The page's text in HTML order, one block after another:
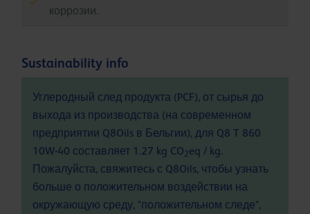
коррозии.
Sustainability info
Углеродный след продукта (PCF), от сырья до
выхода из производства (на современном
предприятии Q8Oils в Бельгии), для Q8 T 860
10W-40 составляет 1.27 kg CO2eq / kg.
Пожалуйста, свяжитесь с Q8Oils, чтобы узнать
больше о положительном воздействии на
окружающую среду, "положительном следе",